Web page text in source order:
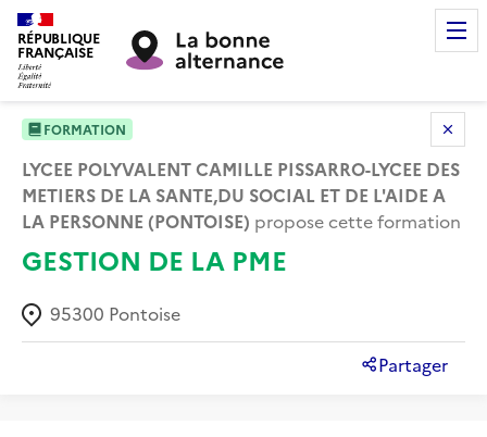
RÉPUBLIQUE
FRANÇAISE
FORMATION
LYCEE POLYVALENT CAMILLE PISSARRO-LYCEE DES
METIERS DE LA SANTE,DU SOCIAL ET DE L'AIDE A
LA PERSONNE (PONTOISE) propose cette formation
GESTION DE LA PME
95300 Pontoise
Partager